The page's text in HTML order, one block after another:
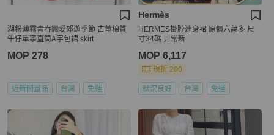
湖粉薄霧青春戀愛郊遊季節 古董棉質
牛仔單寧直筒A字包裙 skirt
MOP 278
近新閒置品 台灣 免運
Hermès
HERMES掛脖連身裙 原價六萬多 尺
寸34碼 非常新
MOP 6,117
現折 200
狀況良好 台灣 免運